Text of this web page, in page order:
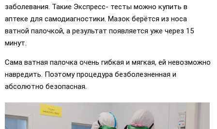
заболевания. Такие Экспресс- тесты можно купить в
аптеке для самодиагностики. Мазок берётся из носа
ватной палочкой, а результат появляется уже через 15
минут.
Сама ватная палочка очень гибкая и мягкая, ей невозможно
навредить. Поэтому процедура безболезненная и
абсолютно безопасная.